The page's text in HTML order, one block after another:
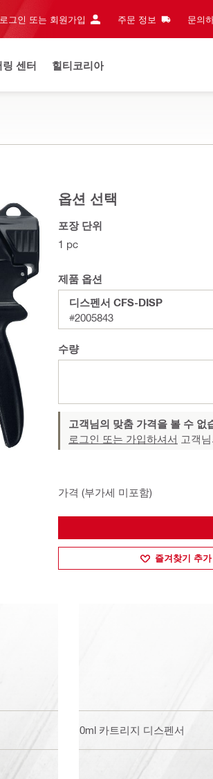
로그인 또는 회원가입 주문 정보 문의
링 센터 힐티코리아
옵션 선택
포장 단위
1 pc
제품 옵션
디스펜서 CFS-DISP
#2005843
수량
고객님의 맞춤 가격을 볼 수 없
로그인 또는 가입하셔서 고객
가격 (부가세 미포함)
즐겨찾기 추가
310ml 카트리지 디스펜서